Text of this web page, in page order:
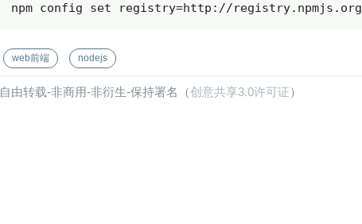
npm config set registry=http://registry.npmjs.org
web前端 nodejs
自由转载-非商用-非衍生-保持署名（创意共享3.0许可证）